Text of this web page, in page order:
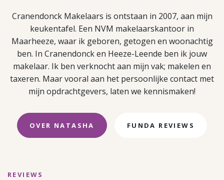
Cranendonck Makelaars is ontstaan in 2007, aan mijn
keukentafel. Een NVM makelaarskantoor in
Maarheeze, waar ik geboren, getogen en woonachtig
ben. In Cranendonck en Heeze-Leende ben ik jouw
makelaar. Ik ben verknocht aan mijn vak; makelen en
taxeren. Maar vooral aan het persoonlijke contact met
mijn opdrachtgevers, laten we kennismaken!
OVER NATASHA FUNDA REVIEWS
REVIEWS